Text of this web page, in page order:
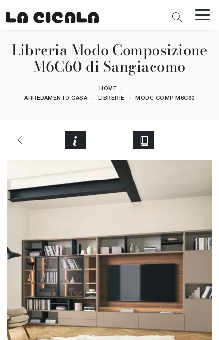
Libreria Modo Composizione
M6C60 di Sangiacomo
HOME -
ARREDAMENTO CASA - LIBRERIE - MODO COMP M6C60